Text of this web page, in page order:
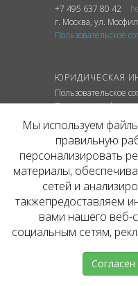
+7 495 637 80 42
г. Москва, ул.
Пользовательское
ЮРИДИЧЕСКАЯ
Пользовательское
Политика
Политика
©
INVESTATE, 2026
Представленная на
в т.ч. стоимости
характер и не
аренды объекта могут
без уведомления.
Мы используем
правильную
персонализировать
материалы,
сетей и
такжепредоставляем
вами нашего веб-
социальным сетям,
Согласен